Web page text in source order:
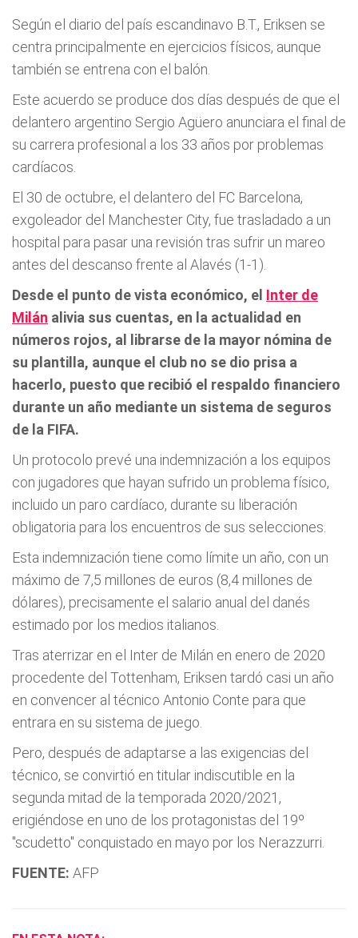
Según el diario del país escandinavo B.T., Eriksen se
centra principalmente en ejercicios físicos, aunque
también se entrena con el balón.
Este acuerdo se produce dos días después de que el
delantero argentino Sergio Agüero anunciara el final de
su carrera profesional a los 33 años por problemas
cardíacos.
El 30 de octubre, el delantero del FC Barcelona,
exgoleador del Manchester City, fue trasladado a un
hospital para pasar una revisión tras sufrir un mareo
antes del descanso frente al Alavés (1-1).
Desde el punto de vista económico, el Inter de
Milán alivia sus cuentas, en la actualidad en
números rojos, al librarse de la mayor nómina de
su plantilla, aunque el club no se dio prisa a
hacerlo, puesto que recibió el respaldo financiero
durante un año mediante un sistema de seguros
de la FIFA.
Un protocolo prevé una indemnización a los equipos
con jugadores que hayan sufrido un problema físico,
incluido un paro cardíaco, durante su liberación
obligatoria para los encuentros de sus selecciones.
Esta indemnización tiene como límite un año, con un
máximo de 7,5 millones de euros (8,4 millones de
dólares), precisamente el salario anual del danés
estimado por los medios italianos.
Tras aterrizar en el Inter de Milán en enero de 2020
procedente del Tottenham, Eriksen tardó casi un año
en convencer al técnico Antonio Conte para que
entrara en su sistema de juego.
Pero, después de adaptarse a las exigencias del
técnico, se convirtió en titular indiscutible en la
segunda mitad de la temporada 2020/2021,
erigiéndose en uno de los protagonistas del 19º
"scudetto" conquistado en mayo por los Nerazzurri.
FUENTE: AFP